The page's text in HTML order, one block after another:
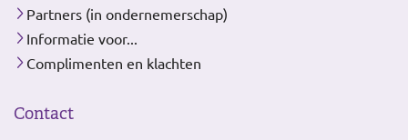
Partners (in ondernemerschap)
Informatie voor...
Complimenten en klachten
Contact